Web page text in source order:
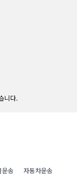
니다.
운송 자동차운송